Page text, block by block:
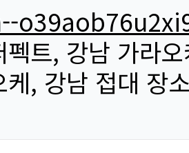
펙트, 강남 가라
케, 강남 접대 장